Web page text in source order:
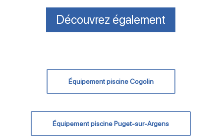
Découvrez également
Équipement piscine Cogolin
Équipement piscine Puget-sur-Argens